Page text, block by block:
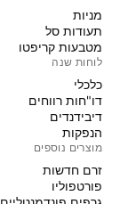
מניות‏
תעודות סל
מטבעות קריפטו
לוחות שנה
כלכלי
דו"חות רווחים
דיבידנדים
הנפקות
מוצרים נוספים
זרם חדשות
פורטפוליו